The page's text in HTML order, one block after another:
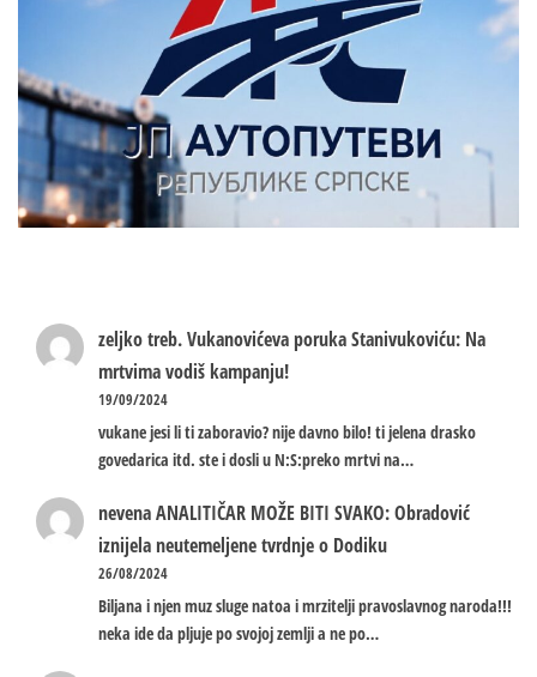
zeljko treb.Vukanovićeva poruka Stanivukoviću: Na
mrtvima vodiš kampanju!
19/09/2024
vukane jesi li ti zaboravio? nije davno bilo! ti jelena drasko
govedarica itd. ste i dosli u N:S:preko mrtvi na…
nevenaANALITIČAR MOŽE BITI SVAKO: Obradović
iznijela neutemeljene tvrdnje o Dodiku
26/08/2024
Biljana i njen muz sluge natoa i mrzitelji pravoslavnog naroda!!!
neka ide da pljuje po svojoj zemlji a ne po…